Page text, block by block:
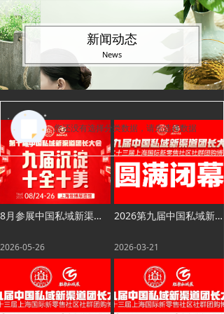
您还没有选择分类数据，请先选择数据
8月参展中国私域新渠道团长大会，抢占私域经济新机遇，引爆私域新增量
2026-05-26
2026第九届中国私域新渠道团长大会在沪圆满落幕
2026-03-21
新闻动态
News